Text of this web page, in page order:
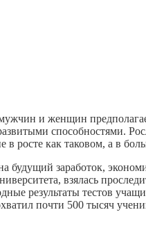
и женщин
способностями.
росте как таковом, а в
заработок,
взялась
результаты тестов
почти 500 тысяч